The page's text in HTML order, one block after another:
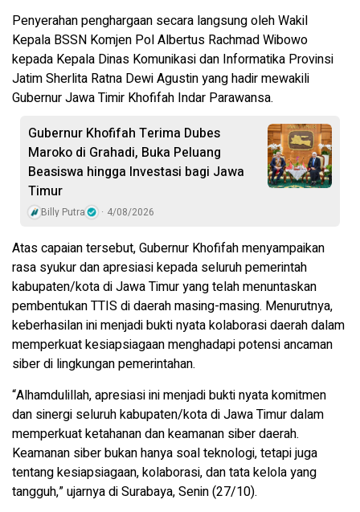
Penyerahan penghargaan secara langsung oleh Wakil
Kepala BSSN Komjen Pol Albertus Rachmad Wibowo
kepada Kepala Dinas Komunikasi dan Informatika Provinsi
Jatim Sherlita Ratna Dewi Agustin yang hadir mewakili
Gubernur Jawa Timir Khofifah Indar Parawansa.
Gubernur Khofifah Terima Dubes
Maroko di Grahadi, Buka Peluang
Beasiswa hingga Investasi bagi Jawa
Timur
Billy Putra 4/08/2026
Atas capaian tersebut, Gubernur Khofifah menyampaikan
rasa syukur dan apresiasi kepada seluruh pemerintah
kabupaten/kota di Jawa Timur yang telah menuntaskan
pembentukan TTIS di daerah masing-masing. Menurutnya,
keberhasilan ini menjadi bukti nyata kolaborasi daerah dalam
memperkuat kesiapsiagaan menghadapi potensi ancaman
siber di lingkungan pemerintahan.
“Alhamdulillah, apresiasi ini menjadi bukti nyata komitmen
dan sinergi seluruh kabupaten/kota di Jawa Timur dalam
memperkuat ketahanan dan keamanan siber daerah.
Keamanan siber bukan hanya soal teknologi, tetapi juga
tentang kesiapsiagaan, kolaborasi, dan tata kelola yang
tangguh,” ujarnya di Surabaya, Senin (27/10).